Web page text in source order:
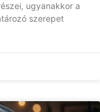
ugyanakkor a
szerepet